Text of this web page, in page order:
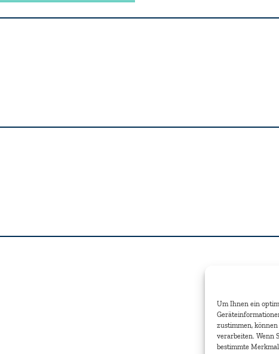
Um Ihnen ein
zustimmen,
verarbeiten. Wenn
bestimmte